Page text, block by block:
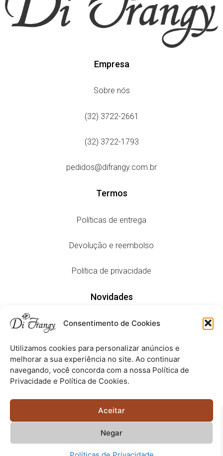
Consentimento de Cookies
Utilizamos cookies para personalizar anúncios e
melhorar a sua experiência no site. Ao continuar
navegando, você concorda com a nossa Política de
Privacidade e Política de Cookies.
Aceitar
Negar
Empresa
Sobre nós
(32) 3722-2661
(32) 3722-1793
pedidos@difrangy.com.br
Termos
Políticas de entrega
Devolução e reembolso
Política de privacidade
Novidades
Lançamentos
Editorial
Copyright © 2023 –difrangy.com.br– Todos os Direitos